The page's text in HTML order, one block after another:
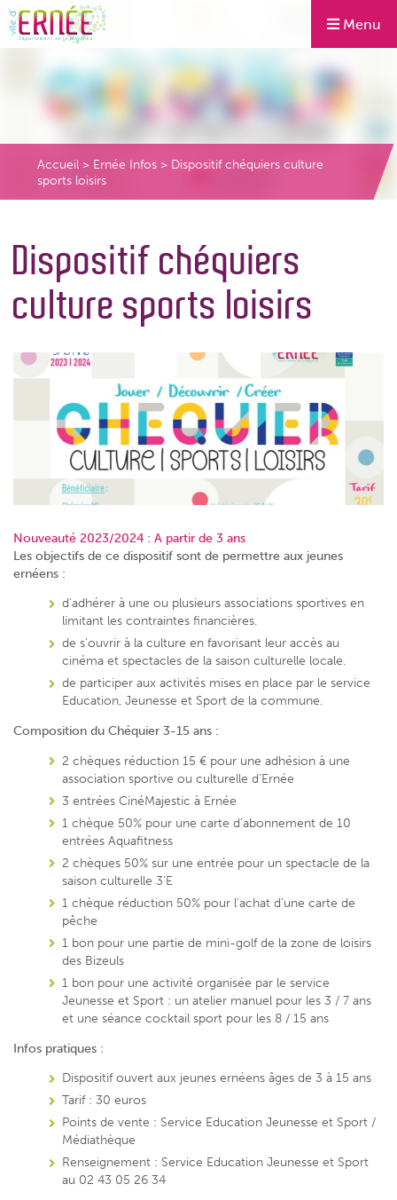
Menu
Accueil > Ernée Infos > Dispositif chéquiers culture
sports loisirs
Dispositif chéquiers
culture sports loisirs
Nouveauté 2023/2024 : A partir de 3 ans
Les objectifs de ce dispositif sont de permettre aux jeunes
ernéens :
d’adhérer à une ou plusieurs associations sportives en
limitant les contraintes financières.
de s’ouvrir à la culture en favorisant leur accès au
cinéma et spectacles de la saison culturelle locale.
de participer aux activités mises en place par le service
Education, Jeunesse et Sport de la commune.
Composition du Chéquier 3-15 ans :
2 chèques réduction 15 € pour une adhésion à une
association sportive ou culturelle d’Ernée
3 entrées CinéMajestic à Ernée
1 chèque 50% pour une carte d’abonnement de 10
entrées Aquafitness
2 chèques 50% sur une entrée pour un spectacle de la
saison culturelle 3’E
1 chèque réduction 50% pour l’achat d’une carte de
pêche
1 bon pour une partie de mini-golf de la zone de loisirs
des Bizeuls
1 bon pour une activité organisée par le service
Jeunesse et Sport : un atelier manuel pour les 3 / 7 ans
et une séance cocktail sport pour les 8 / 15 ans
Infos pratiques :
Dispositif ouvert aux jeunes ernéens âges de 3 à 15 ans
Tarif : 30 euros
Points de vente : Service Education Jeunesse et Sport /
Médiathèque
Renseignement : Service Education Jeunesse et Sport
au 02 43 05 26 34